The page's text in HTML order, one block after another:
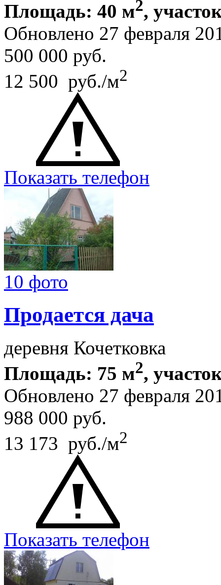
Площадь: 40 м2,
Обновлено 27 февраля
500 000 руб.
12 500 руб./м2
Показать телефон
10 фото
Продается дача
деревня Кочетковка
Площадь: 75 м2,
Обновлено 27 февраля
988 000 руб.
13 173 руб./м2
Показать телефон